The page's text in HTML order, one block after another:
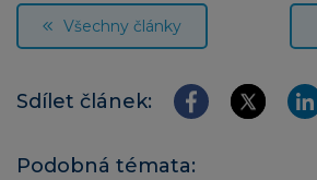
Všechny články
Sdílet článek:
Podobná témata: